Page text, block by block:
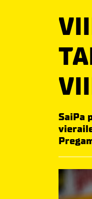
SaiPa